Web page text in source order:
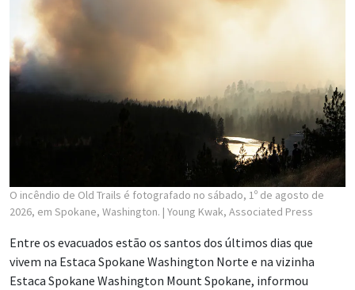
O incêndio de Old Trails é fotografado no sábado, 1º de agosto de
2026, em Spokane, Washington. | Young Kwak, Associated Press
Entre os evacuados estão os santos dos últimos dias que
vivem na Estaca Spokane Washington Norte e na vizinha
Estaca Spokane Washington Mount Spokane, informou